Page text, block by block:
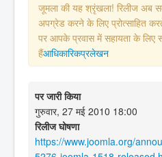
जूमला की यह श्रृंखला! रिलीज अब
अपग्रेड करने के लिए प्रोत्साहित
पर आपके प्रवास में सहायता के लिए
हैंआधिकारिकप्रलेखन
पर जारी किया
गुरुवार, 27 मई 2010 18:00
रिलीज घोषणा
https://www.joomla.org/